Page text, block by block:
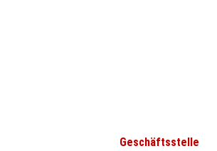
Geschäftsstelle